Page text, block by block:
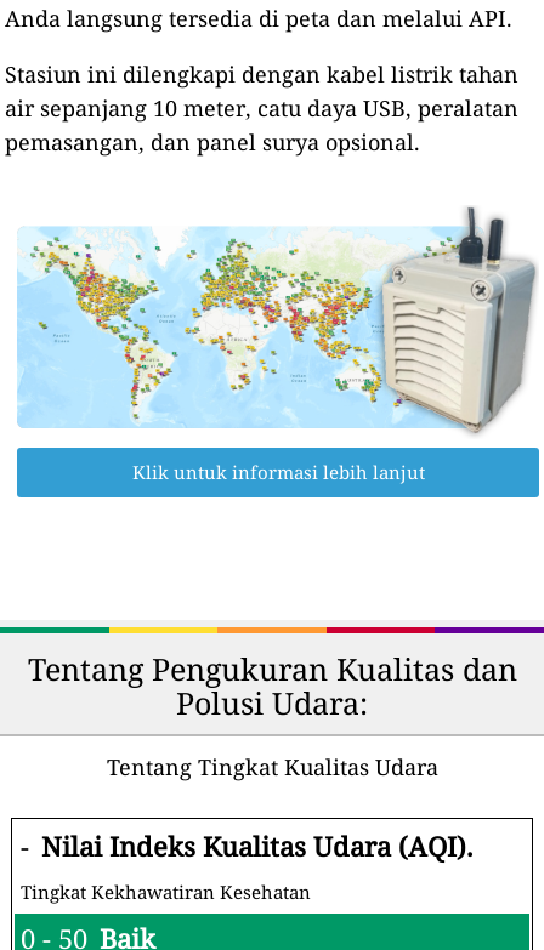
Anda langsung tersedia di peta dan melalui API.
Stasiun ini dilengkapi dengan kabel listrik tahan
air sepanjang 10 meter, catu daya USB, peralatan
pemasangan, dan panel surya opsional.
Klik untuk informasi lebih lanjut
Tentang Pengukuran Kualitas dan
Polusi Udara:
Tentang Tingkat Kualitas Udara
- Nilai Indeks Kualitas Udara (AQI).
Tingkat Kekhawatiran Kesehatan
0 - 50 Baik